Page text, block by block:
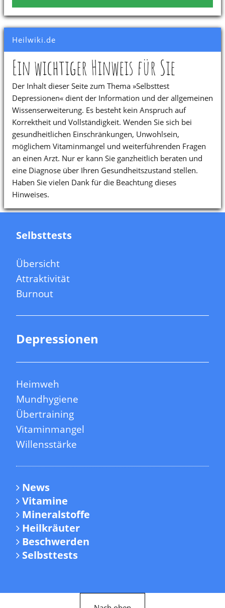
Heilwiki.de
Ein wichtiger Hinweis für Sie
Der Inhalt dieser Seite zum Thema »Selbsttest
Depressionen« dient der Information und der allgemeinen
Wissenserweiterung. Es besteht kein Anspruch auf
Korrektheit und Vollständigkeit. Wenden Sie sich bei
gesundheitlichen Einschränkungen, Unwohlsein,
möglichem Vitaminmangel und weiterführenden Fragen
an einen Arzt. Nur er kann Sie ganzheitlich beraten und
eine Diagnose über Ihren Gesundheitszustand stellen.
Haben Sie vielen Dank für die Beachtung dieses
Hinweises.
Selbsttests
Übersicht
Attraktivität
Burnout
Depressionen
Heimweh
Mundhygiene
Übertraining
Vitaminmangel
Willensstärke
News
Vitamine
Mineralstoffe
Heilkräuter
Beschwerden
Selbsttests